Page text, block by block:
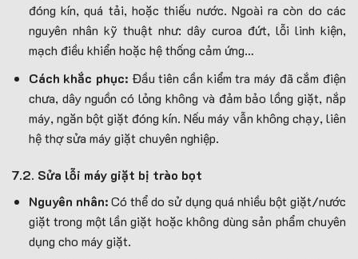
đóng kín, quá tải, hoặc thiếu nước. Ngoài ra còn do các
nguyên nhân kỹ thuật như: dây curoa đứt, lỗi linh kiện,
mạch điều khiển hoặc hệ thống cảm ứng…
Cách khắc phục: Đầu tiên cần kiểm tra máy đã cắm điện
chưa, dây nguồn có lỏng không và đảm bảo lồng giặt, nắp
máy, ngăn bột giặt đóng kín. Nếu máy vẫn không chạy, liên
hệ thợ sửa máy giặt chuyên nghiệp.
7.2. Sửa lỗi máy giặt bị trào bọt
Nguyên nhân:Có thể do sử dụng quá nhiều bột giặt/nước
giặt trong một lần giặt hoặc không dùng sản phẩm chuyên
dụng cho máy giặt.